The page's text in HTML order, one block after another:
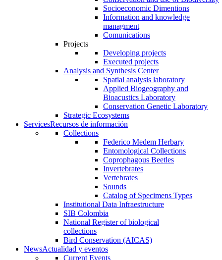
Socioeconomic Dimentions
Information and knowledge
managment
Comunications
Projects
Developing projects
Executed projects
Analysis and Synthesis Center
Spatial analysis laboratory
Applied Biogeography and
Bioacustics Laboratory
Conservation Genetic Laboratory
Strategic Ecosystems
ServicesRecursos de información
Collections
Federico Medem Herbary
Entomological Collections
Coprophagous Beetles
Invertebrates
Vertebrates
Sounds
Catalog of Specimens Types
Institutional Data Infraestructure
SIB Colombia
National Register of biological
collections
Bird Conservation (AICAS)
NewsActualidad y eventos
Current Events